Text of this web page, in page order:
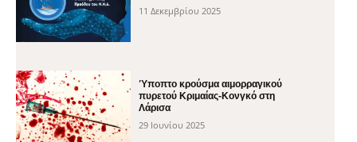
11 Δεκεμβρίου 2025
Ύποπτο κρούσμα αιμορραγικού
πυρετού Κριμαίας-Κονγκό στη
Λάρισα
29 Ιουνίου 2025